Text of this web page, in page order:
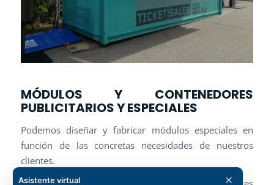
MÓDULOS Y CONTENEDORES
PUBLICITARIOS Y ESPECIALES
Podemos diseñar y fabricar módulos especiales en
función de las concretas necesidades de nuestros
clientes.
Asistente virtual